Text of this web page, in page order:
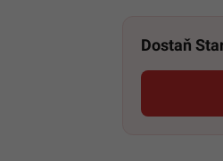
Dostaň